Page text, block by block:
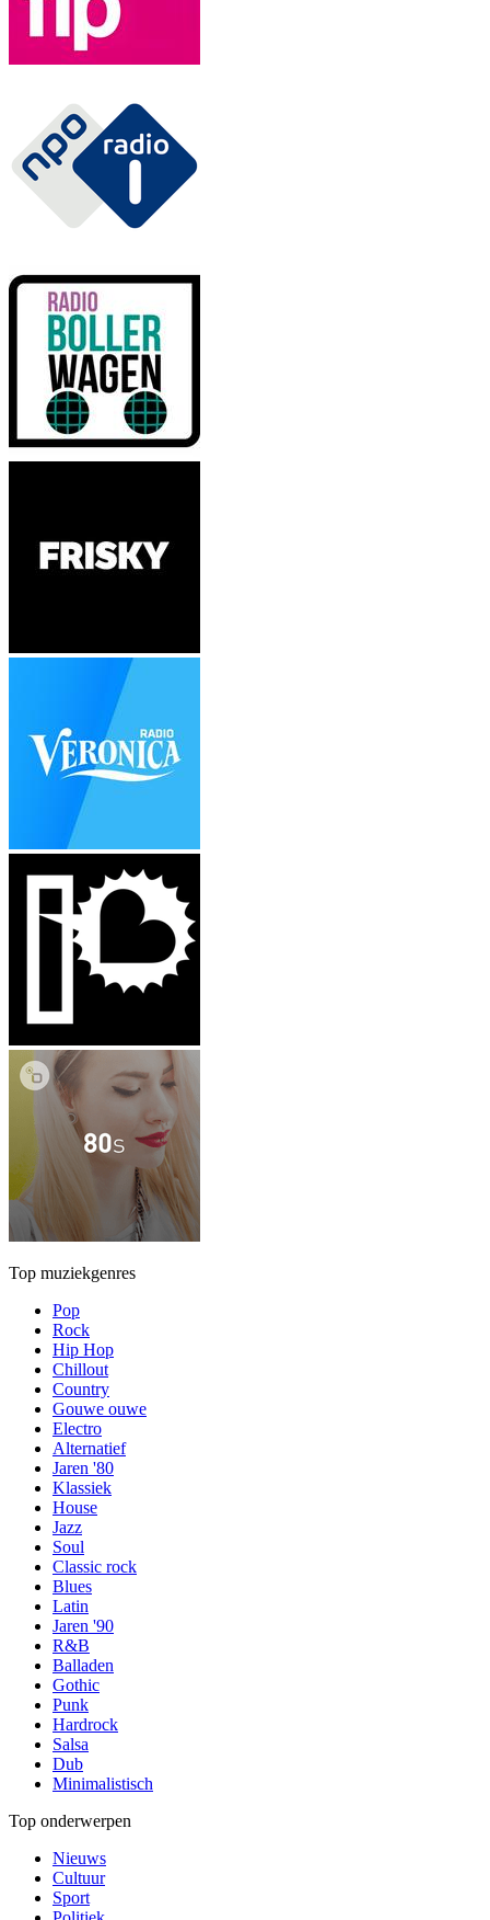
Top muziekgenres
Pop
Rock
Hip Hop
Chillout
Country
Gouwe ouwe
Electro
Alternatief
Jaren '80
Klassiek
House
Jazz
Soul
Classic rock
Blues
Latin
Jaren '90
R&B
Balladen
Gothic
Punk
Hardrock
Salsa
Dub
Minimalistisch
Top onderwerpen
Nieuws
Cultuur
Sport